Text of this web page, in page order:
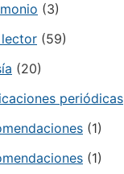
(3)
lector (59)
(20)
periódicas
(1)
(1)